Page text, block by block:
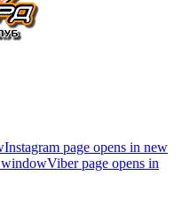
Instagram page opens in new
windowViber page opens in